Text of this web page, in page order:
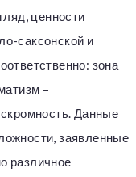
ценности
саксонской и
зона
–
Данные
заявленные
различное